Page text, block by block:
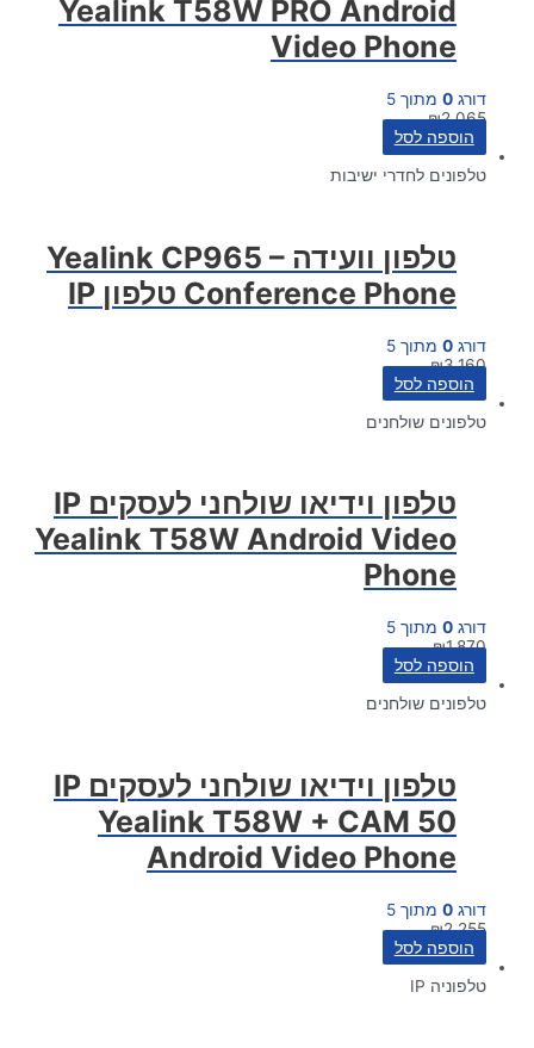
Yealink T58W PRO Android
Video Phone
דורג 0 מתוך 5
₪2,065
הוספה לסל
טלפונים לחדרי ישיבות
טלפון וועידה Yealink CP965 –
Conference Phone טלפון IP
דורג 0 מתוך 5
₪3,160
הוספה לסל
טלפונים שולחנים
טלפון וידיאו שולחני לעסקים IP
Yealink T58W Android Video
Phone
דורג 0 מתוך 5
₪1,870
הוספה לסל
טלפונים שולחנים
טלפון וידיאו שולחני לעסקים IP
Yealink T58W + CAM 50
Android Video Phone
דורג 0 מתוך 5
₪2,255
הוספה לסל
טלפוניה IP